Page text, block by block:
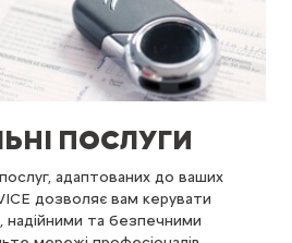
ПОСЛУГИ
адаптованих до ваших
дозволяє вам керувати
та безпечними